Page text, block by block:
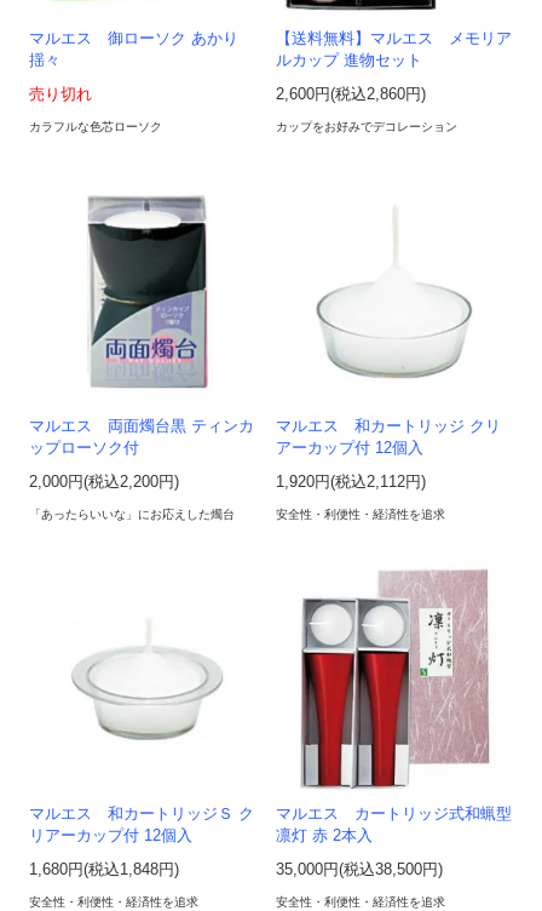
マルエス 御ローソク あかり
揺々
売り切れ
カラフルな色芯ローソク
【送料無料】マルエス メモリア
ルカップ 進物セット
2,600円(税込2,860円)
カップをお好みでデコレーション
マルエス 両面燭台黒 ティンカ
ップローソク付
2,000円(税込2,200円)
「あったらいいな」にお応えした燭台
マルエス 和カートリッジ クリ
アーカップ付 12個入
1,920円(税込2,112円)
安全性・利便性・経済性を追求
マルエス 和カートリッジＳ ク
リアーカップ付 12個入
1,680円(税込1,848円)
安全性・利便性・経済性を追求
マルエス カートリッジ式和蝋型
凛灯 赤 2本入
35,000円(税込38,500円)
安全性・利便性・経済性を追求